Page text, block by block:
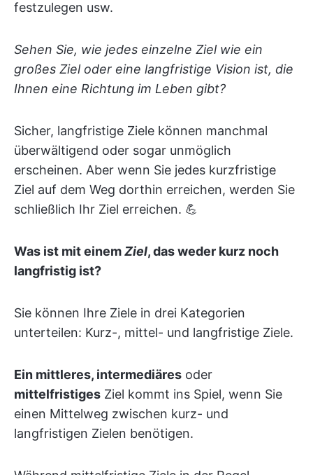
festzulegen usw.
Sehen Sie, wie jedes einzelne Ziel wie ein
großes Ziel oder eine langfristige Vision ist, die
Ihnen eine Richtung im Leben gibt?
Sicher, langfristige Ziele können manchmal
überwältigend oder sogar unmöglich
erscheinen. Aber wenn Sie jedes kurzfristige
Ziel auf dem Weg dorthin erreichen, werden Sie
schließlich Ihr Ziel erreichen. 💪
Was ist mit einemZiel, das weder kurz noch
langfristig ist?
Sie können Ihre Ziele in drei Kategorien
unterteilen: Kurz-, mittel- und langfristige Ziele.
Ein mittleres, intermediäres oder
mittelfristiges Ziel kommt ins Spiel, wenn Sie
einen Mittelweg zwischen kurz- und
langfristigen Zielen benötigen.